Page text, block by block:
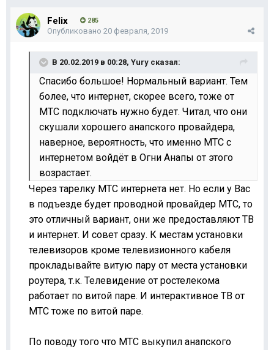
Felix 285
Опубликовано 20 февраля, 2019
В 20.02.2019 в 00:28, Yury сказал:
Спасибо большое! Нормальный вариант. Тем
более, что интернет, скорее всего, тоже от
МТС подключать нужно будет. Читал, что они
скушали хорошего анапского провайдера,
наверное, вероятность, что именно МТС с
интернетом войдёт в Огни Анапы от этого
возрастает.
Через тарелку МТС интернета нет. Но если у Вас
в подъезде будет проводной провайдер МТС, то
это отличный вариант, они же предоставляют ТВ
и интернет. И совет сразу. К местам установки
телевизоров кроме телевизионного кабеля
прокладывайте витую пару от места установки
роутера, т.к. Телевидение от ростелекома
работает по витой паре. И интерактивное ТВ от
МТС тоже по витой паре.
По поводу того что МТС выкупил анапского